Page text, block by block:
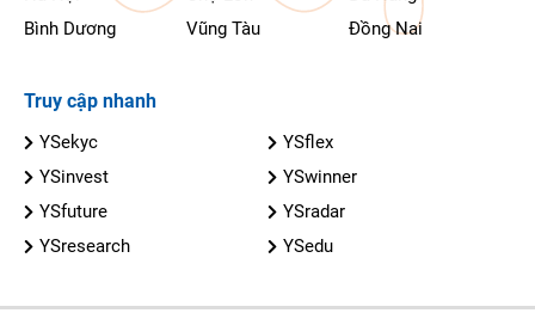
Bình Dương
Vũng Tàu Đồng Nai
Truy cập nhanh
YSekyc
YSflex
YSinvest
YSwinner
YSfuture
YSradar
YSresearch
YSedu